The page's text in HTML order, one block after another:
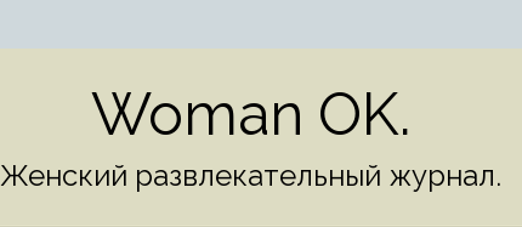
Woman OK.
Женский развлекательный журнал.